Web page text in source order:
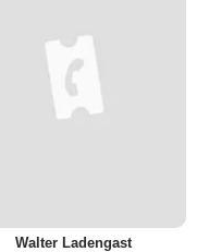
Walter Ladengast